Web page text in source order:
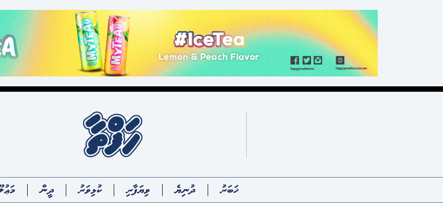
ޚަބަރު ދުނިޔެ ވިޔަފާރި ކުޅިވަރު ދީން